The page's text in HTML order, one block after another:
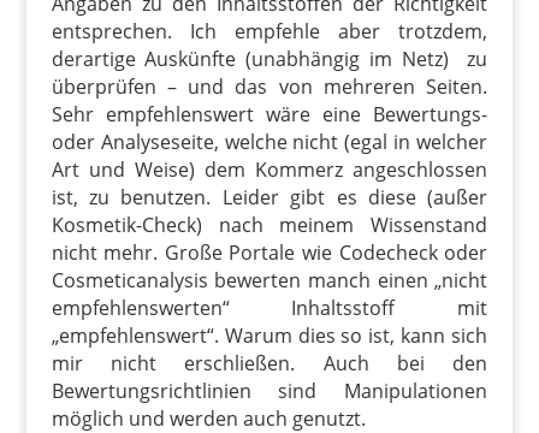
entsprechen. Ich empfehle aber trotzdem,
derartige Auskünfte (unabhängig im Netz) zu
überprüfen – und das von mehreren Seiten.
Sehr empfehlenswert wäre eine Bewertungs-
oder Analyseseite, welche nicht (egal in welcher
Art und Weise) dem Kommerz angeschlossen
ist, zu benutzen. Leider gibt es diese (außer
Kosmetik-Check) nach meinem Wissenstand
nicht mehr. Große Portale wie Codecheck oder
Cosmeticanalysis bewerten manch einen „nicht
empfehlenswerten“ Inhaltsstoff mit
„empfehlenswert“. Warum dies so ist, kann sich
mir nicht erschließen. Auch bei den
Bewertungsrichtlinien sind Manipulationen
möglich und werden auch genutzt.